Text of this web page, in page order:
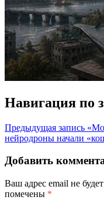
Навигация по
Предыдущая запись
нейродроны начали
Добавить
Ваш адрес email не
помечены *